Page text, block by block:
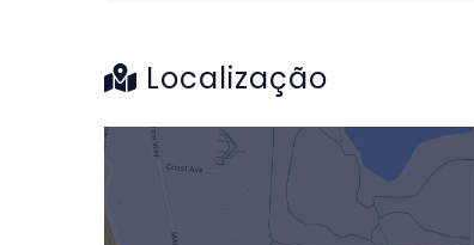
Localização